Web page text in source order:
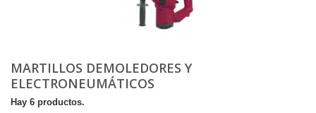
MARTILLOS DEMOLEDORES Y
ELECTRONEUMÁTICOS
Hay 6 productos.